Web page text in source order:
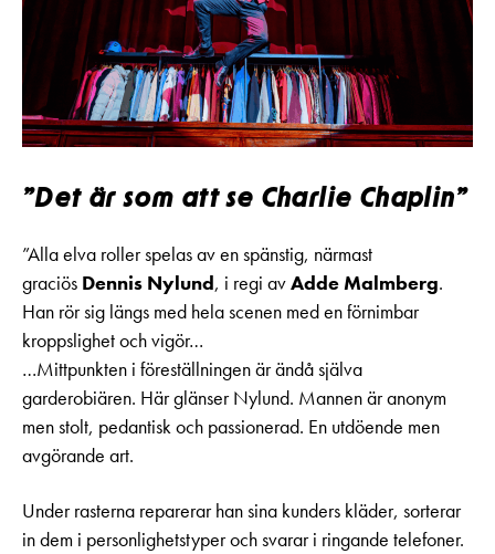
”Det är som att se Charlie Chaplin”
”Alla elva roller spelas av en spänstig, närmast
graciös Dennis Nylund, i regi avAdde Malmberg.
Han rör sig längs med hela scenen med en förnimbar
kroppslighet och vigör…
…Mittpunkten i föreställningen är ändå själva
garderobiären. Här glänser Nylund. Mannen är anonym
men stolt, pedantisk och passionerad. En utdöende men
avgörande art.
Under rasterna reparerar han sina kunders kläder, sorterar
in dem i personlighetstyper och svarar i ringande telefoner.